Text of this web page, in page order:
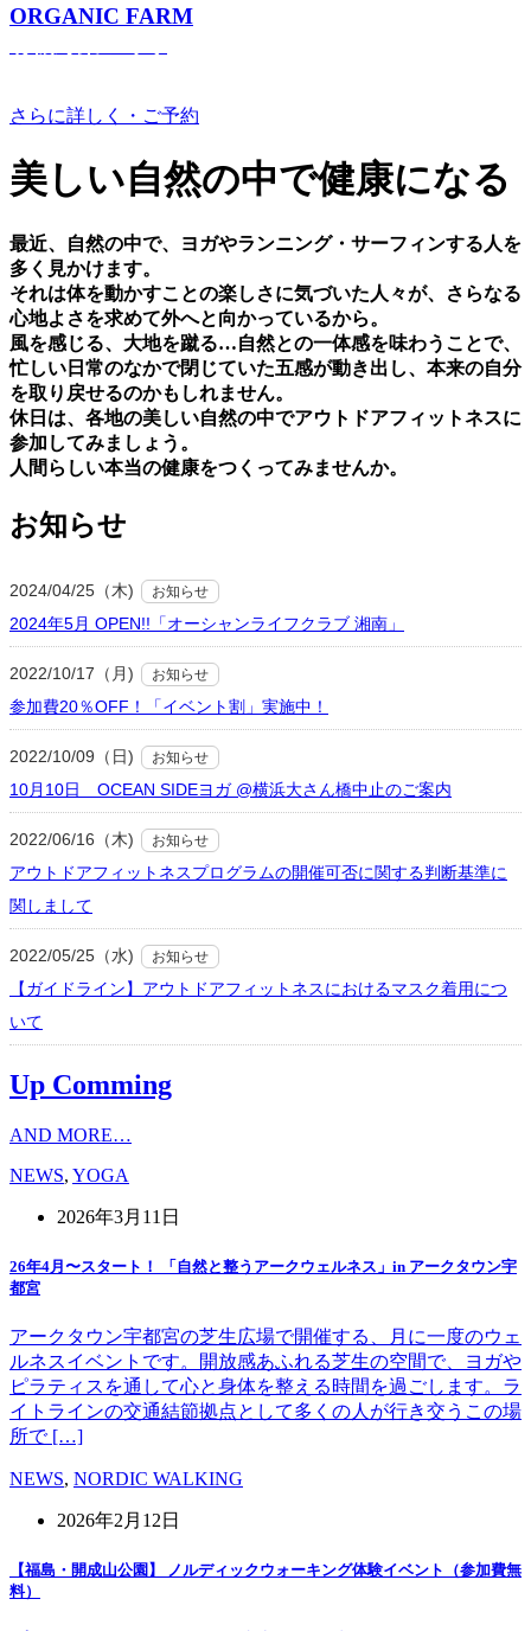
ORGANIC FARM
さらに詳しく・ご予約
美しい⾃然の中で健康になる
最近、⾃然の中で、ヨガやランニング・サーフィンする⼈を
多く⾒かけます。
それは体を動かすことの楽しさに気づいた⼈々が、さらなる
⼼地よさを求めて外へと向かっているから。
⾵を感じる、⼤地を蹴る…⾃然との⼀体感を味わうことで、
忙しい⽇常のなかで閉じていた五感が動き出し、本来の⾃分
を取り戻せるのかもしれません。
休⽇は、各地の美しい⾃然の中でアウトドアフィットネスに
参加してみましょう。
⼈間らしい本当の健康をつくってみませんか。
お知らせ
2024/04/25（木) お知らせ
2024年5月 OPEN!!「オーシャンライフクラブ 湘南」
2022/10/17（月) お知らせ
参加費20％OFF！「イベント割」実施中！
2022/10/09（日) お知らせ
10月10日 OCEAN SIDEヨガ @横浜大さん橋中止のご案内
2022/06/16（木) お知らせ
アウトドアフィットネスプログラムの開催可否に関する判断基準に
関しまして
2022/05/25（水) お知らせ
【ガイドライン】アウトドアフィットネスにおけるマスク着用につ
いて
Up Comming
AND MORE…
NEWS, YOGA
2026年3月11日
26年4月〜スタート！ 「自然と整うアークウェルネス」in アークタウン宇
都宮
アークタウン宇都宮の芝生広場で開催する、月に一度のウェ
ルネスイベントです。開放感あふれる芝生の空間で、ヨガや
ピラティスを通して心と身体を整える時間を過ごします。ラ
イトラインの交通結節拠点として多くの人が行き交うこの場
所で […]
NEWS, NORDIC WALKING
2026年2月12日
【福島・開成山公園】 ノルディックウォーキング体験イベント（参加費無
料）